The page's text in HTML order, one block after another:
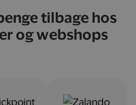
tilbage hos
og webshops